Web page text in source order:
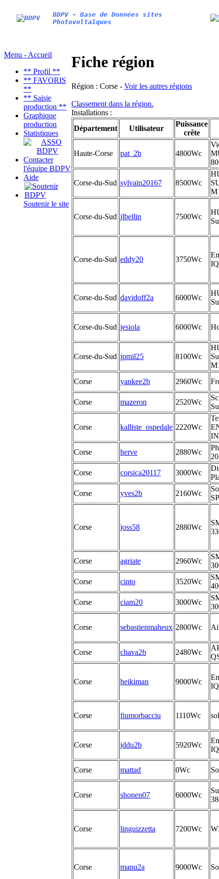
BDPV - Base de Données sites
Photovoltaïques
Menu - Accueil
** Profil **
** FAVORIS
**
** Saisie
production **
Graphique
production
Statistiques
Contacter
l'équipe BDPV
Aide
Soutenir le site
Fiche région
Région : Corse - Voir les autres régions
Classement dans la région.
Installations :
Département
Utilisateur
Puissance
crête
Haute-Corse pat_2b 4800Wc
Corse-du-Sud sylvain20167 8500Wc
Corse-du-Sud jlbellin 7500Wc
Corse-du-Sud eddy20 3750Wc
Corse-du-Sud davidoff2a 6000Wc
Corse-du-Sud jesiola 6000Wc
Corse-du-Sud jpmil25 8100Wc
Corse
yankee2b 2960Wc
Corse mazeron 2520Wc
Corse kalliste_ospedale 2220Wc
Corse
herve 2880Wc
Corse
corsica20117 3000Wc
Corse
yves2b 2160Wc
Corse joss58 2880Wc
Corse agriate 2960Wc
Corse
cinto 3520Wc
Corse
ciam20 3000Wc
Corse sebastienmaheux 2800Wc
Corse chava2b 2480Wc
Corse heikiman 9000Wc
Corse fiumorbacciu 1110Wc
Corse jddu2b 5920Wc
Corse mattad 0Wc
Corse shonen07 6000Wc
Corse linguizzetta 7200Wc
Corse manu2a 9000Wc